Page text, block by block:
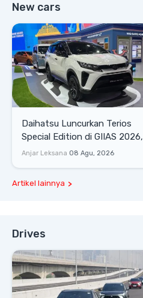
New cars
Daihatsu Luncurkan Terios
Special Edition di GIIAS 2026,
Stok Terbatas
Anjar Leksana 08 Agu, 2026
Artikel lainnya
Drives